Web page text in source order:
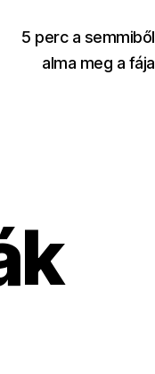
5 perc a semmiből
alma meg a fája